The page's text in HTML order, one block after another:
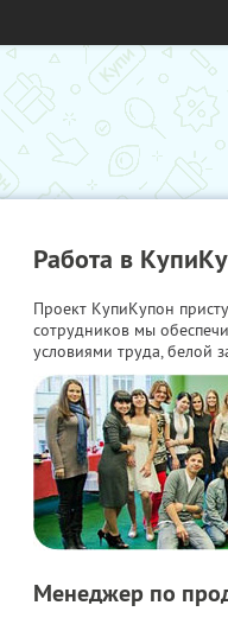
Работа в
Проект КупиКупон
сотрудников мы
условиями труда, белой
Менеджер по